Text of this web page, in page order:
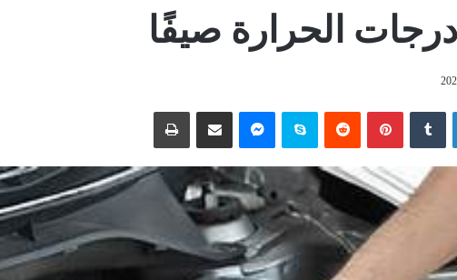
الحرارة صيفًا
لينكدإن بينتيريست سكايب